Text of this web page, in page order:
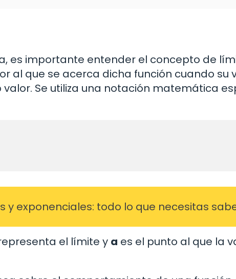
es importante entender el concepto de
al que se acerca dicha función cuando su
Se utiliza una notación matemática
y exponenciales: todo lo que necesitas
el límite y a es el punto al que la